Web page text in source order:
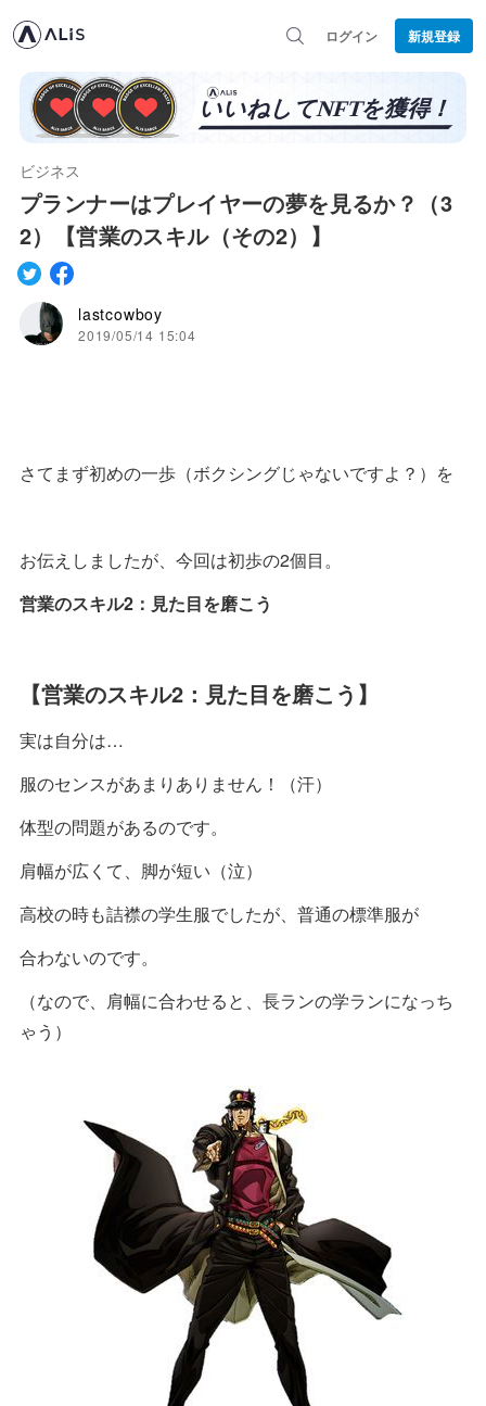
ログイン 新規登録
ビジネス
プランナーはプレイヤーの夢を見るか？（3
2）【営業のスキル（その2）】
lastcowboy
2019/05/14 15:04
さてまず初めの一歩（ボクシングじゃないですよ？）を
お伝えしましたが、今回は初歩の2個目。
営業のスキル2：見た目を磨こう
【営業のスキル2：見た目を磨こう】
実は自分は…
服のセンスがあまりありません！（汗）
体型の問題があるのです。
肩幅が広くて、脚が短い（泣）
高校の時も詰襟の学生服でしたが、普通の標準服が
合わないのです。
（なので、肩幅に合わせると、長ランの学ランになっち
ゃう）